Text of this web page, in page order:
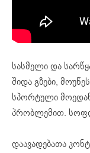
სასმელი და
შიდა გზები,
სპორტული
პრობლემით.
დაავადებათა